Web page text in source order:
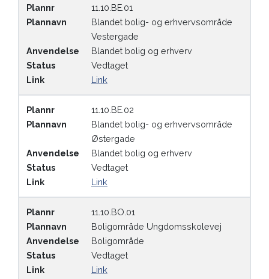
Plannr
11.10.BE.01
Plannavn
Blandet bolig- og erhvervsområde
Vestergade
Anvendelse
Blandet bolig og erhverv
Status
Vedtaget
Link
Link
Plannr
11.10.BE.02
Plannavn
Blandet bolig- og erhvervsområde
Østergade
Anvendelse
Blandet bolig og erhverv
Status
Vedtaget
Link
Link
Plannr
11.10.BO.01
Plannavn
Boligområde Ungdomsskolevej
Anvendelse
Boligområde
Status
Vedtaget
Link
Link